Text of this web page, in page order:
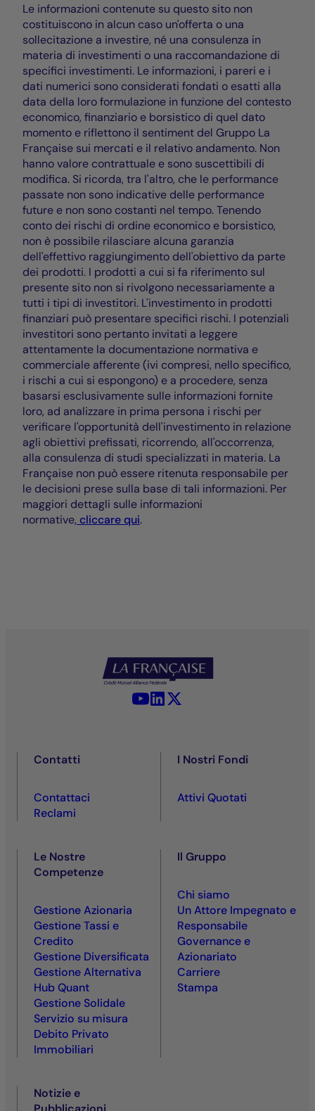
Le informazioni contenute su questo sito non
costituiscono in alcun caso un'offerta o una
sollecitazione a investire, né una consulenza in
materia di investimenti o una raccomandazione di
specifici investimenti. Le informazioni, i pareri e i
dati numerici sono considerati fondati o esatti alla
data della loro formulazione in funzione del contesto
economico, finanziario e borsistico di quel dato
momento e riflettono il sentiment del Gruppo La
Française sui mercati e il relativo andamento. Non
hanno valore contrattuale e sono suscettibili di
modifica. Si ricorda, tra l'altro, che le performance
passate non sono indicative delle performance
future e non sono costanti nel tempo. Tenendo
conto dei rischi di ordine economico e borsistico,
non è possibile rilasciare alcuna garanzia
dell'effettivo raggiungimento dell'obiettivo da parte
dei prodotti. I prodotti a cui si fa riferimento sul
presente sito non si rivolgono necessariamente a
tutti i tipi di investitori. L'investimento in prodotti
finanziari può presentare specifici rischi. I potenziali
investitori sono pertanto invitati a leggere
attentamente la documentazione normativa e
commerciale afferente (ivi compresi, nello specifico,
i rischi a cui si espongono) e a procedere, senza
basarsi esclusivamente sulle informazioni fornite
loro, ad analizzare in prima persona i rischi per
verificare l'opportunità dell'investimento in relazione
agli obiettivi prefissati, ricorrendo, all'occorrenza,
alla consulenza di studi specializzati in materia. La
Française non può essere ritenuta responsabile per
le decisioni prese sulla base di tali informazioni. Per
maggiori dettagli sulle informazioni
normative, cliccare qui.
YouTube - La Française
LinkedIn - La Française
Contatti
Contattaci
Reclami
I Nostri Fondi
Attivi Quotati
Le Nostre
Competenze
Gestione Azionaria
Gestione Tassi e
Credito
Gestione Diversificata
Gestione Alternativa
Hub Quant
Gestione Solidale
Servizio su misura
Debito Privato
Immobiliari
Il Gruppo
Chi siamo
Un Attore Impegnato e
Responsabile
Governance e
Azionariato
Carriere
Stampa
Notizie e